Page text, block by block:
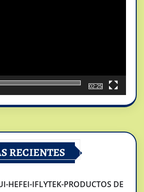
02:25
RECIENTES
HEFEI-IFLYTEK-PRODUCTOS DE